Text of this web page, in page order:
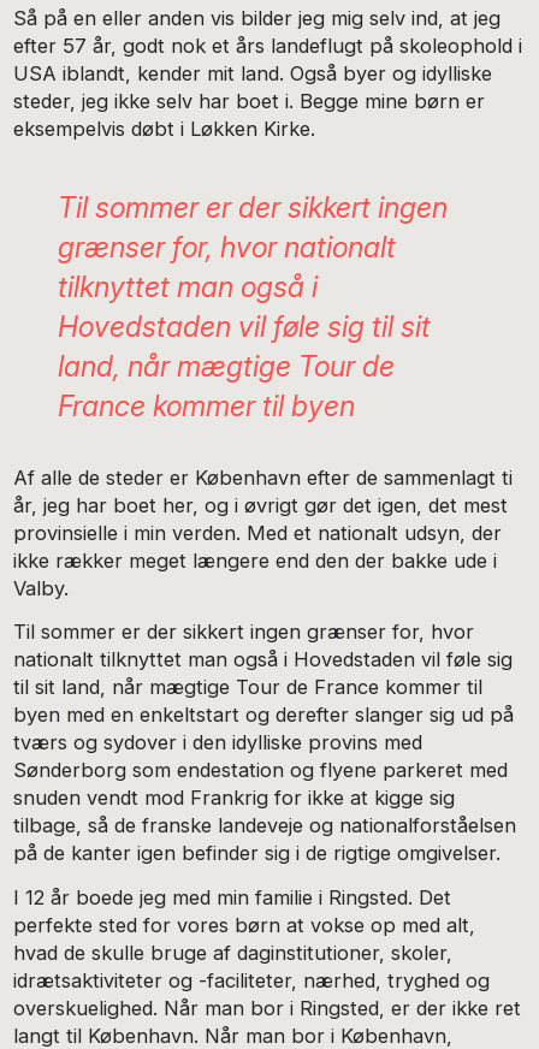
Så på en eller anden vis bilder jeg mig selv ind, at jeg
efter 57 år, godt nok et års landeflugt på skoleophold i
USA iblandt, kender mit land. Også byer og idylliske
steder, jeg ikke selv har boet i. Begge mine børn er
eksempelvis døbt i Løkken Kirke.
Til sommer er der sikkert ingen
grænser for, hvor nationalt
tilknyttet man også i
Hovedstaden vil føle sig til sit
land, når mægtige Tour de
France kommer til byen
Af alle de steder er København efter de sammenlagt ti
år, jeg har boet her, og i øvrigt gør det igen, det mest
provinsielle i min verden. Med et nationalt udsyn, der
ikke rækker meget længere end den der bakke ude i
Valby.
Til sommer er der sikkert ingen grænser for, hvor
nationalt tilknyttet man også i Hovedstaden vil føle sig
til sit land, når mægtige Tour de France kommer til
byen med en enkeltstart og derefter slanger sig ud på
tværs og sydover i den idylliske provins med
Sønderborg som endestation og flyene parkeret med
snuden vendt mod Frankrig for ikke at kigge sig
tilbage, så de franske landeveje og nationalforståelsen
på de kanter igen befinder sig i de rigtige omgivelser.
I 12 år boede jeg med min familie i Ringsted. Det
perfekte sted for vores børn at vokse op med alt,
hvad de skulle bruge af daginstitutioner, skoler,
idrætsaktiviteter og -faciliteter, nærhed, tryghed og
overskuelighed. Når man bor i Ringsted, er der ikke ret
langt til København. Når man bor i København,